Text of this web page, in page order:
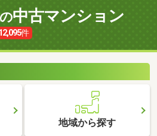
の中古マンション
件
地域から探す